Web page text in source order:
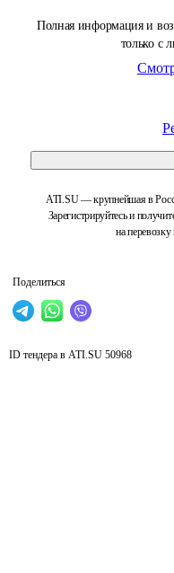
Полная информация и
только с
ATI.SU — крупнейшая в
Зарегистрируйтесь и
на перевозку
Поделиться
ID тендера в ATI.SU 50968